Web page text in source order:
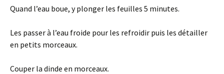
Quand l’eau boue, y plonger les feuilles 5 minutes.
Les passer à l’eau froide pour les refroidir puis les détailler
en petits morceaux.
Couper la dinde en morceaux.